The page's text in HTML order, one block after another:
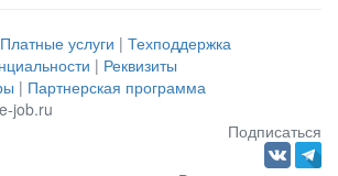
Платные услуги | Техподдержка
| Реквизиты
| Партнерская программа
job.ru
Подписаться